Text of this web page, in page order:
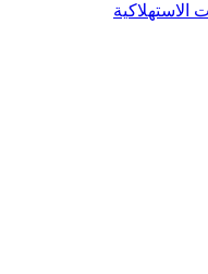
الاستهلاكية